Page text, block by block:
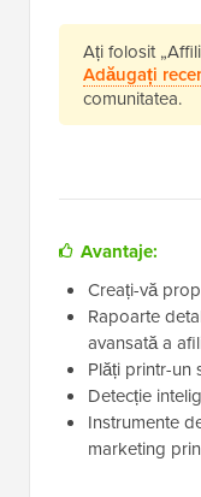
Ați folosit
Adăugați
comunitatea.
Avantaje:
Creați-vă
Rapoarte
avansată a
Plăți printr-un
Detecție
Instrumente
marketing